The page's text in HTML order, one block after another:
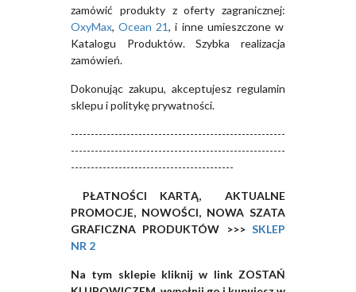
zamówić produkty z oferty zagranicznej:
OxyMax,Ocean 21, i inne umieszczone w
Katalogu Produktów. Szybka realizacja
zamówień.
Dokonując zakupu, akceptujesz regulamin
sklepu i politykę prywatności.
------------------------------------------------------
------------------------------------------------------
-----------------------------------------
PŁATNOŚCI KARTĄ, AKTUALNE
PROMOCJE, NOWOŚCI, NOWA SZATA
GRAFICZNA PRODUKTÓW >>>SKLEP
NR 2
Na tym sklepie kliknij w link ZOSTAŃ